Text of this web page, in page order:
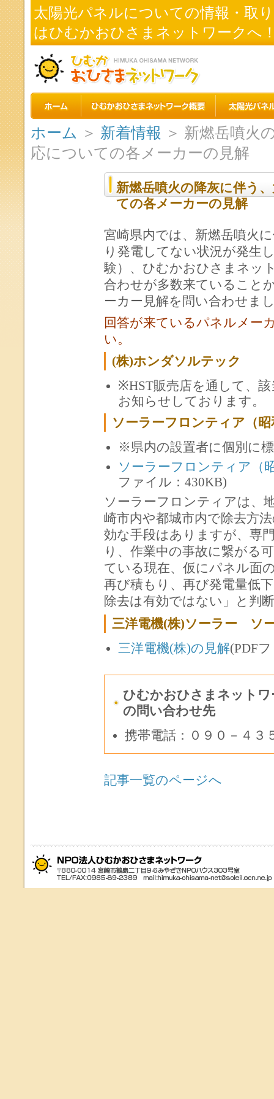
太陽光パネルについての情報・取
はひむかおひさまネットワークへ
ホーム ＞ 新着情報 ＞ 新燃岳噴火
応についての各メーカーの見解
新燃岳噴火の降灰に伴う
ての各メーカーの見解
宮崎県内では、新燃岳噴火
り発電してない状況が発生
験）、ひむかおひさまネッ
合わせが多数来ていること
ーカー見解を問い合わせま
回答が来ているパネルメー
い。
(株)ホンダソルテック
※HST販売店を通して、
お知らせしております。
ソーラーフロンティア（
※県内の設置者に個別に
ソーラーフロンティア（
ファイル：430KB)
ソーラーフロンティアは、
崎市内や都城市内で除去方
効な手段はありますが、専
り、作業中の事故に繋がる
ている現在、仮にパネル面
再び積もり、再び発電量低
除去は有効ではない」と判
三洋電機(株)ソーラー ソ
三洋電機(株)の見解(PDF
ひむかおひさまネット
の問い合わせ先
携帯電話：０９０－４３
記事一覧のページへ